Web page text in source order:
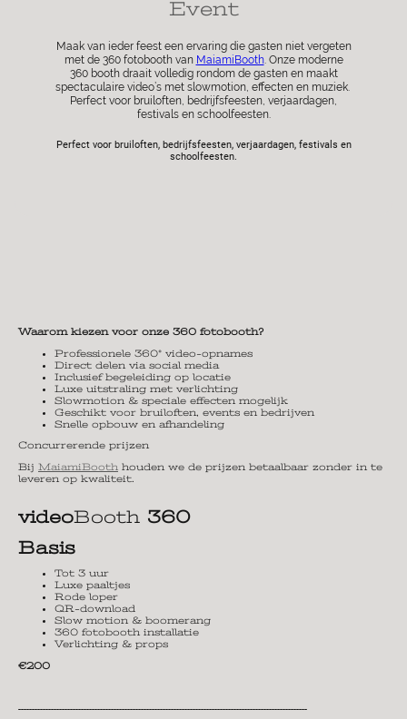
Event
Maak van ieder feest een ervaring die gasten niet vergeten
met de 360 fotobooth van MaiamiBooth. Onze moderne
360 booth draait volledig rondom de gasten en maakt
spectaculaire video’s met slowmotion, effecten en muziek.
Perfect voor bruiloften, bedrijfsfeesten, verjaardagen,
festivals en schoolfeesten.
Perfect voor bruiloften, bedrijfsfeesten, verjaardagen, festivals en
schoolfeesten.
Waarom kiezen voor onze 360 fotobooth?
Professionele 360° video-opnames
Direct delen via social media
Inclusief begeleiding op locatie
Luxe uitstraling met verlichting
Slowmotion & speciale effecten mogelijk
Geschikt voor bruiloften, events en bedrijven
Snelle opbouw en afhandeling
Concurrerende prijzen
Bij MaiamiBooth houden we de prijzen betaalbaar zonder in te
leveren op kwaliteit.
videoBooth 360
Basis
Tot 3 uur
Luxe paaltjes
Rode loper
QR-download
Slow motion & boomerang
360 fotobooth installatie
Verlichting & props
€200
----------------------------------------------------------------------------------------------------------